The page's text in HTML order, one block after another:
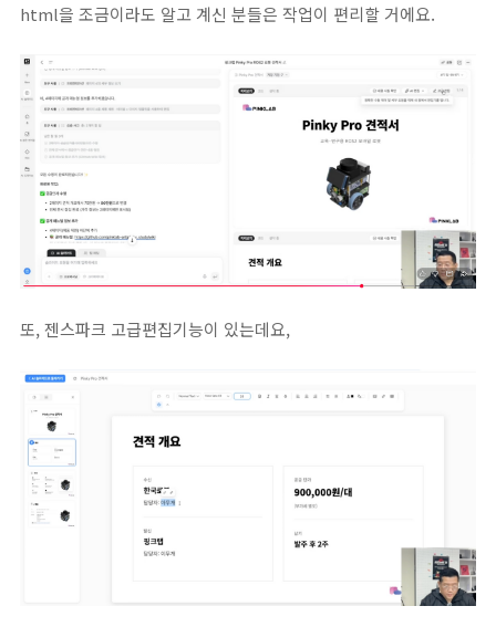
html을 조금이라도 알고 계신 분들은 작업이 편리할 거에요.
또, 젠스파크 고급편집기능이 있는데요,